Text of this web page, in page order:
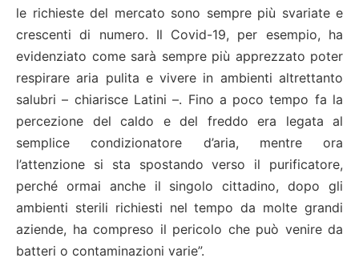
le richieste del mercato sono sempre più svariate e
crescenti di numero. Il Covid-19, per esempio, ha
evidenziato come sarà sempre più apprezzato poter
respirare aria pulita e vivere in ambienti altrettanto
salubri – chiarisce Latini –. Fino a poco tempo fa la
percezione del caldo e del freddo era legata al
semplice condizionatore d’aria, mentre ora
l’attenzione si sta spostando verso il purificatore,
perché ormai anche il singolo cittadino, dopo gli
ambienti sterili richiesti nel tempo da molte grandi
aziende, ha compreso il pericolo che può venire da
batteri o contaminazioni varie”.